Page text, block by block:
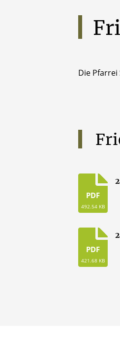
Die
PDF
492.54 KB
PDF
421.68 KB